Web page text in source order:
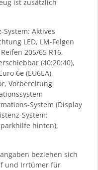
ist zusätzlich
System: Aktives
LED, LM-Felgen
205/65 R16,
(40:20:40),
6e (EU6EA),
Vorbereitung
System (Display
System:
hinten),
beziehen sich
und Irrtümer für